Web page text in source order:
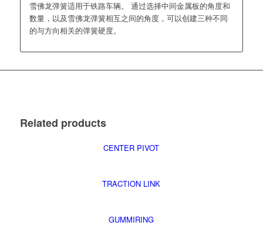
雪佛龙弹簧适用于铁路车辆。 通过选择中间金属板的角度和
数量，以及雪佛龙弹簧相互之间的角度，可以创建三种不同
的与方向相关的弹簧硬度。
Related products
CENTER PIVOT
TRACTION LINK
GUMMIRING